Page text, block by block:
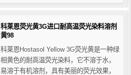
作伙伴成功测试，朗盛红G荧光染料可用
于抗原检测试剂标记物的颜色。
科莱恩荧光黄3G进口耐高温荧光染料溶剂
黄98
科莱恩Hostasol Yellow 3G荧光黄是一种绿
相黄色的耐高温荧光染料，它不溶于水，
易溶于有机溶剂，具有美丽的荧光效果，